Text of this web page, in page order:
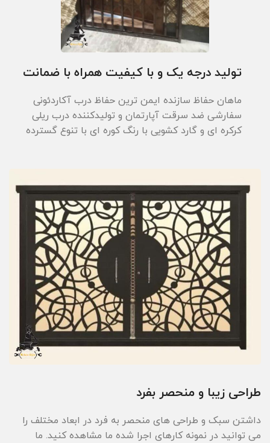
تولید درجه یک و با کیفیت همراه با ضمانت
ماهان حفاظ سازنده ایمن ترین حفاظ درب آکاردئونی
سفارشی ضد سرقت آپارتمان و تولیدکننده درب ریلی
کرکره ای و گارد کشویی با رنگ کوره ای با تنوع گسترده
طراحی زیبا و منحصر بفرد
داشتن سبک و طراحی های منحصر به فرد در ابعاد مختلف را
می توانید در نمونه کارهای اجرا شده ما مشاهده کنید. ما